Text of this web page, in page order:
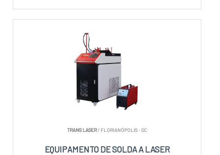
TRANS LASER/ FLORIANÓPOLIS - SC
EQUIPAMENTO DE SOLDA A LASER